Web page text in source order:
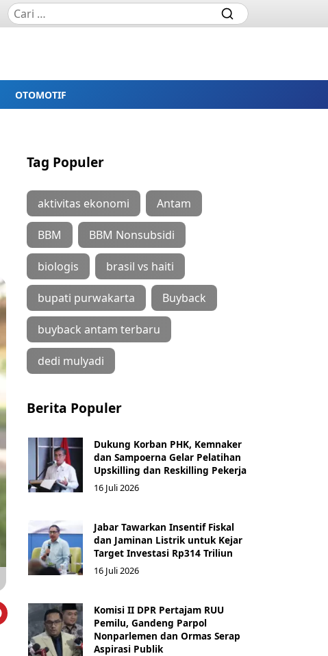
OTOMOTIF
Tag Populer
aktivitas ekonomi Antam
BBM BBM Nonsubsidi
biologis brasil vs haiti
bupati purwakarta Buyback
buyback antam terbaru
dedi mulyadi
Berita Populer
Dukung Korban PHK, Kemnaker
dan Sampoerna Gelar Pelatihan
Upskilling dan Reskilling Pekerja
16 Juli 2026
Jabar Tawarkan Insentif Fiskal
dan Jaminan Listrik untuk Kejar
Target Investasi Rp314 Triliun
16 Juli 2026
Komisi II DPR Pertajam RUU
Pemilu, Gandeng Parpol
Nonparlemen dan Ormas Serap
Aspirasi Publik